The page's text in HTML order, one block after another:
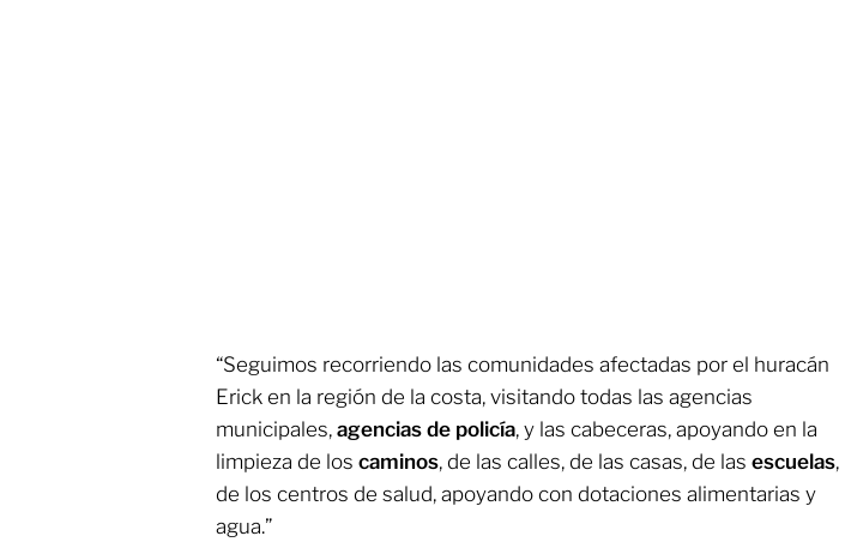
“Seguimos recorriendo las comunidades afectadas por el huracán
Erick en la región de la costa, visitando todas las agencias
municipales, agencias de policía, y las cabeceras, apoyando en la
limpieza de los caminos, de las calles, de las casas, de las escuelas,
de los centros de salud, apoyando con dotaciones alimentarias y
agua.”